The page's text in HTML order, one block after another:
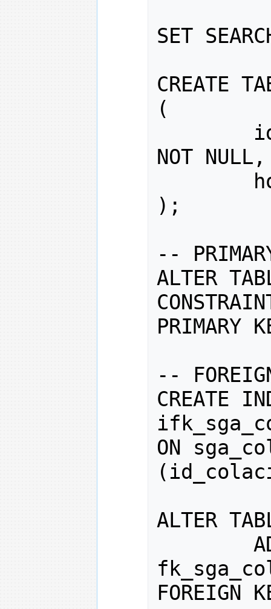
SET
CREATE
(
NOT NULL ,
) ;
--
ALTER
PRIMARY
--
CREATE
(
ALTER
ADD
FOREIGN